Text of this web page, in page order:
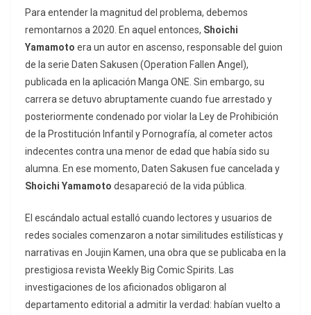
Para entender la magnitud del problema, debemos
remontarnos a 2020. En aquel entonces, Shoichi
Yamamoto era un autor en ascenso, responsable del guion
de la serie Daten Sakusen (Operation Fallen Angel),
publicada en la aplicación Manga ONE . Sin embargo, su
carrera se detuvo abruptamente cuando fue arrestado y
posteriormente condenado por violar la Ley de Prohibición
de la Prostitución Infantil y Pornografía, al cometer actos
indecentes contra una menor de edad que había sido su
alumna. En ese momento, Daten Sakusen fue cancelada y
Shoichi Yamamoto desapareció de la vida pública.
El escándalo actual estalló cuando lectores y usuarios de
redes sociales comenzaron a notar similitudes estilísticas y
narrativas en Joujin Kamen, una obra que se publicaba en la
prestigiosa revista Weekly Big Comic Spirits . Las
investigaciones de los aficionados obligaron al
departamento editorial a admitir la verdad: habían vuelto a